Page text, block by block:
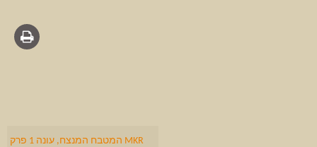
MKR המטבח המנצח, עונה 1 פרק